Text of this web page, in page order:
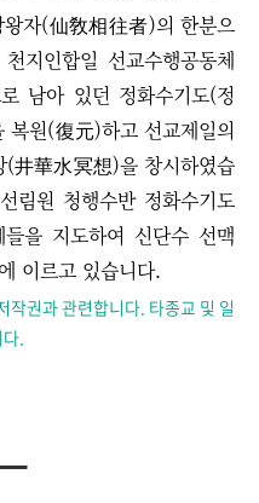
자(仙敎相往者)의 한분으
지인합일 선교수행공동체
남아 있던 정화수기도(정
복원(復元)하고 선교제일의
井華水冥想)을 창시하였습
림원 청행수반 정화수기도
을 지도하여 신단수 선맥
이르고 있습니다.
권과 관련합니다. 타종교 및 일
.